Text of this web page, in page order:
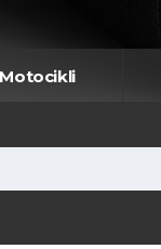
Motocikli